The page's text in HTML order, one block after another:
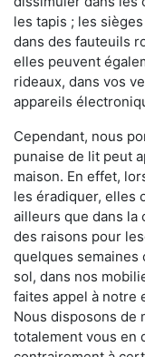
les tapis ; les
dans des fauteuils
elles peuvent
rideaux, dans vos
appareils
Cependant, nous
punaise de lit peut
maison. En effet,
les éradiquer, elles
ailleurs que dans la
des raisons pour
quelques semaines
sol, dans nos
faites appel à notre
Nous disposons de
totalement vous en